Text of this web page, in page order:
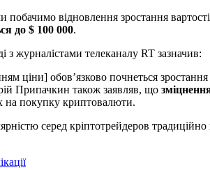
побачимо відновлення зростання
до $ 100 000.
з журналістами телеканалу RT зазначив:
ціни] обов’язково почнеться
Припачкин також заявляв, що
на покупку криптовалюти.
серед кріптотрейдеров традиційно